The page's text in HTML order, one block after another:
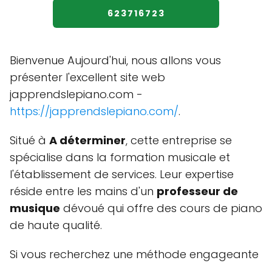
623716723
Bienvenue Aujourd'hui, nous allons vous
présenter l'excellent site web
japprendslepiano.com -
https://japprendslepiano.com/.
Situé à A déterminer, cette entreprise se
spécialise dans la formation musicale et
l'établissement de services. Leur expertise
réside entre les mains d'un professeur de
musique dévoué qui offre des cours de piano
de haute qualité.
Si vous recherchez une méthode engageante